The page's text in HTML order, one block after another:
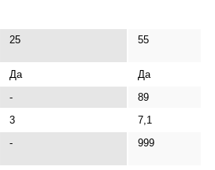
25 55
Да
Да
-
89
3
7,1
- 999